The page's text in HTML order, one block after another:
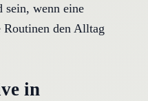
sein, wenn eine
Routinen den Alltag
in